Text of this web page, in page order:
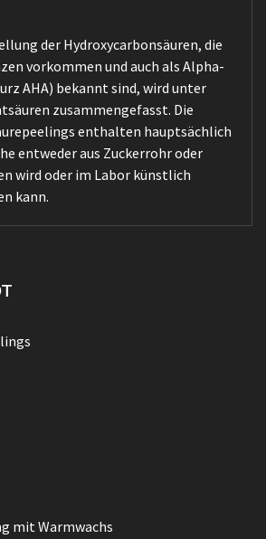
der Hydroxycarbonsäuren, die
vorkommen und auch als Alpha-
AHA) bekannt sind, wird unter
zusammengefasst. Die
enthalten hauptsächlich
entweder aus Zuckerrohr oder
wird oder im Labor künstlich
kann.
mit Warmwachs